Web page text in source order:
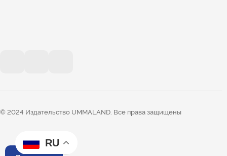
© 2024 Издательство UMMALAND. Все права защищены
RU